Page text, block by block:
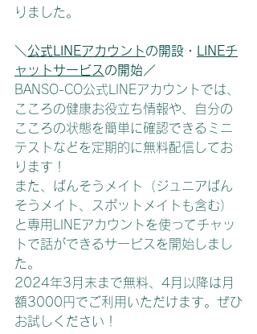
りました。
＼ 公式LINEアカウントの開設・
LINEチ
ャットサービス の開始／
BANSO-CO公式LINEアカウントでは、
こころの健康お役立ち情報や、自分の
こころの状態を簡単に確認できるミニ
テストなどを定期的に無料配信してお
ります！
また、ばんそうメイト（ジュニアばん
そうメイト、スポットメイトも含む）
と専用LINEアカウントを使ってチャッ
トで話ができるサービスを開始しまし
た​​。
2024年3月末まで無料、4月以降は月
額3000円でご利用いただけます。ぜひ
お試しください！